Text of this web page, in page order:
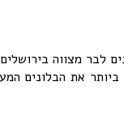
לבר מצווה
את הבלונים